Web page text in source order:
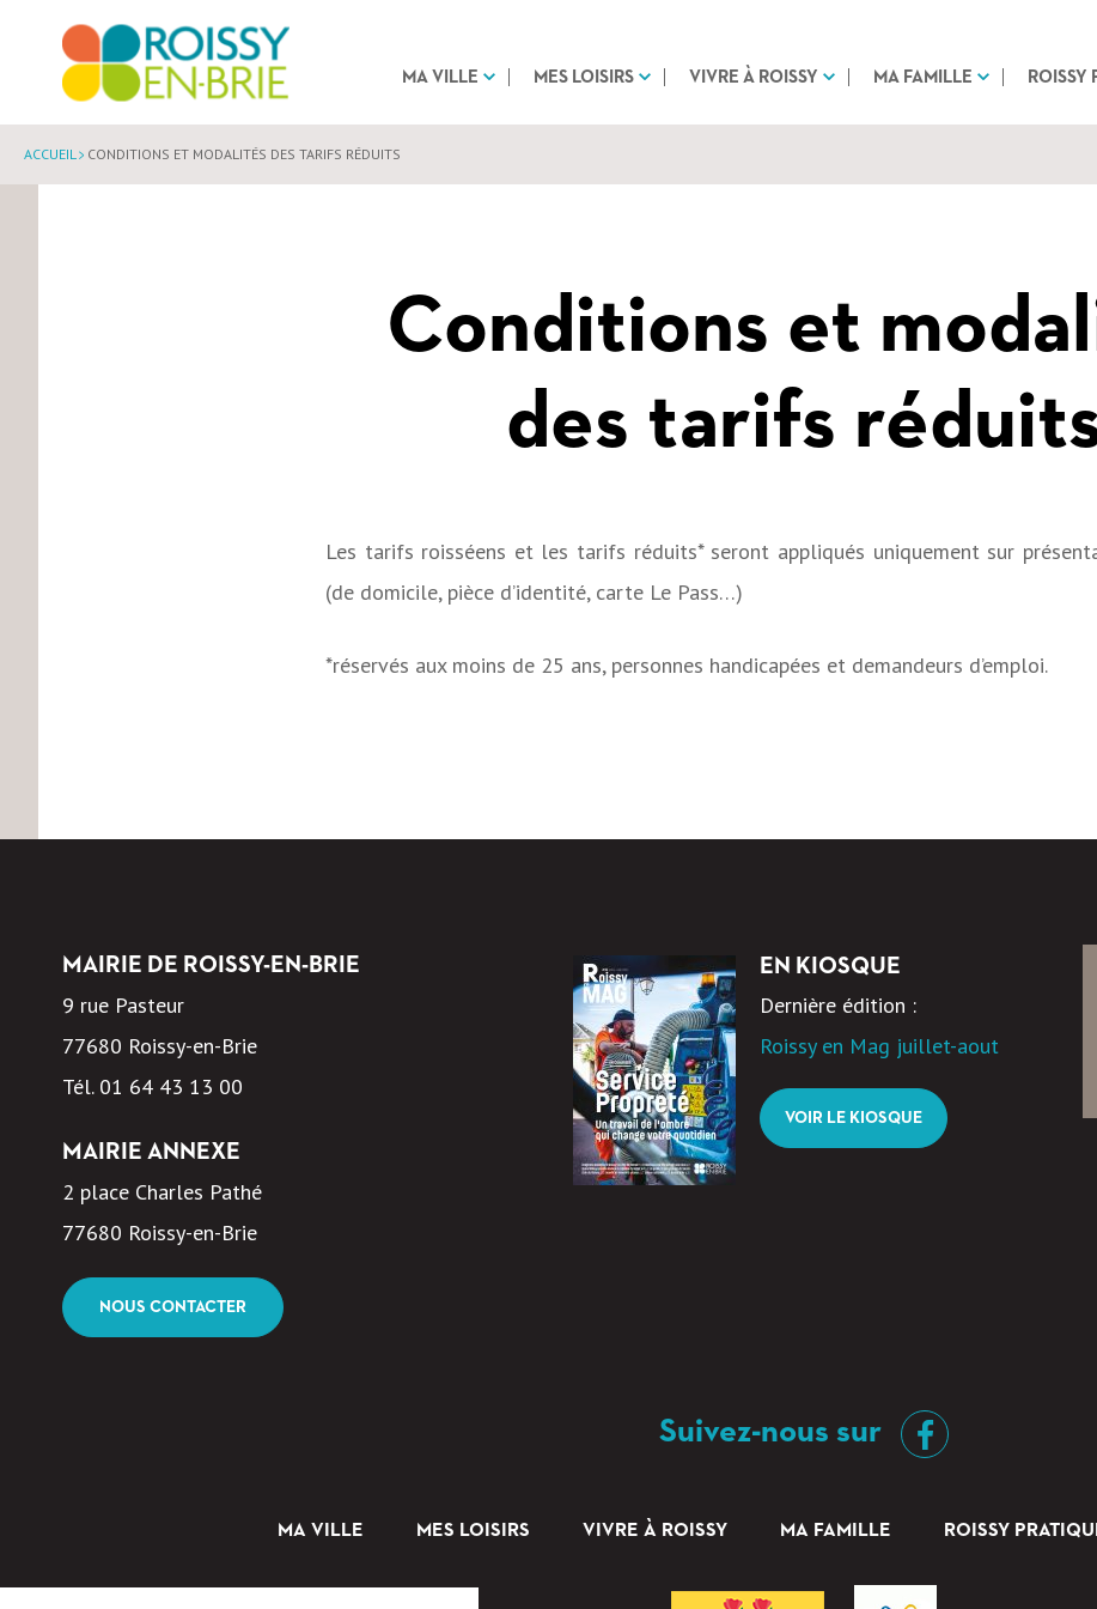
MA VILLE MES LOISIRS VIVRE À ROISSY MA FAMILLE ROISSY
Conditions et
des tarifs
ACCUEIL CONDITIONS ET MODALITÉS DES TARIFS RÉDUITS
Les tarifs roisséens et les tarifs réduits* seront appliqués uniquement sur
(de domicile, pièce d’identité, carte Le Pass…)
*réservés aux moins de 25 ans, personnes handicapées et demandeurs d’emploi.
MAIRIE DE ROISSY-EN-BRIE
9 rue Pasteur
77680 Roissy-en-Brie
Tél. 01 64 43 13 00
MAIRIE ANNEXE
2 place Charles Pathé
77680 Roissy-en-Brie
NOUS CONTACTER
EN KIOSQUE
Dernière édition :
Roissy en Mag juillet-aout
VOIR LE KIOSQUE
Suivez-nous sur
MA VILLE MES LOISIRS VIVRE À ROISSY MA FAMILLE ROISSY